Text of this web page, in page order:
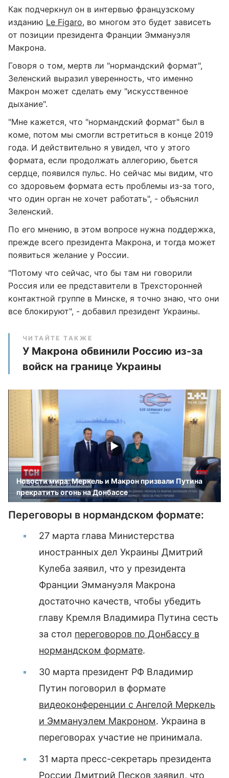
Как подчеркнул он в интервью французскому
изданию Le Figaro, во многом это будет зависеть
от позиции президента Франции Эммануэля
Макрона.
Говоря о том, мертв ли "нормандский формат",
Зеленский выразил уверенность, что именно
Макрон может сделать ему "искусственное
дыхание".
"Мне кажется, что "нормандский формат" был в
коме, потом мы смогли встретиться в конце 2019
года. И действительно я увидел, что у этого
формата, если продолжать аллегорию, бьется
сердце, появился пульс. Но сейчас мы видим, что
со здоровьем формата есть проблемы из-за того,
что один орган не хочет работать", - объяснил
Зеленский.
По его мнению, в этом вопросе нужна поддержка,
прежде всего президента Макрона, и тогда может
появиться желание у России.
"Потому что сейчас, что бы там ни говорили
Россия или ее представители в Трехсторонней
контактной группе в Минске, я точно знаю, что они
все блокируют", - добавил президент Украины.
ЧИТАЙТЕ ТАКЖЕ
У Макрона обвинили Россию из-за
войск на границе Украины
Новости мира: Меркель и Макрон призвали Путина
прекратить огонь на Донбассе
Переговоры в нормандском формате:
27 марта глава Министерства
иностранных дел Украины Дмитрий
Кулеба заявил, что у президента
Франции Эммануэля Макрона
достаточно качеств, чтобы убедить
главу Кремля Владимира Путина сесть
за стол переговоров по Донбассу в
нормандском формате.
30 марта президент РФ Владимир
Путин поговорил в формате
видеоконференции с Ангелой Меркель
и Эммануэлем Макроном. Украина в
переговорах участие не принимала.
31 марта пресс-секретарь президента
России Дмитрий Песков заявил, что